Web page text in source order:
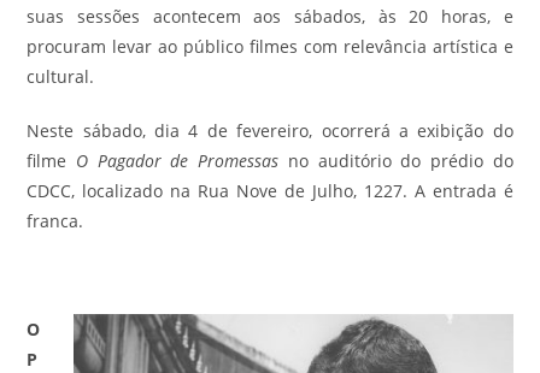
suas sessões acontecem aos sábados, às 20 horas, e
procuram levar ao público filmes com relevância artística e
cultural.
Neste sábado, dia 4 de fevereiro, ocorrerá a exibição do
filme O Pagador de Promessas no auditório do prédio do
CDCC, localizado na Rua Nove de Julho, 1227. A entrada é
franca.
O
P